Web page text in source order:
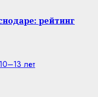
рейтинг
лет